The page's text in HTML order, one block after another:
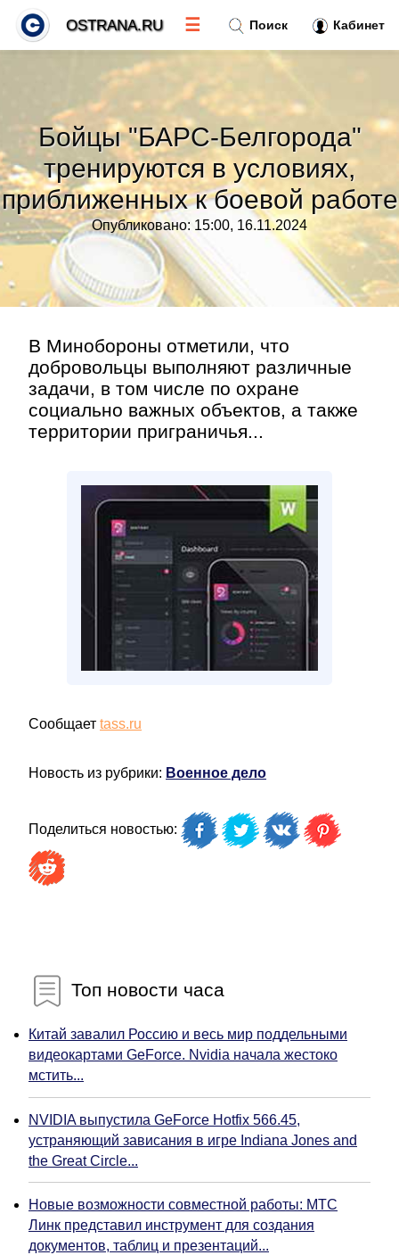
Бойцы "БАРС-Белгорода"
тренируются в условиях,
приближенных к боевой работе
Опубликовано: 15:00, 16.11.2024
В Минобороны отметили, что
добровольцы выполняют различные
задачи, в том числе по охране
социально важных объектов, а также
территории приграничья...
Сообщает tass.ru
Новость из рубрики: Военное дело
Поделиться новостью:
Топ новости часа
Китай завалил Россию и весь мир поддельными
видеокартами GeForce. Nvidia начала жестоко
мстить...
NVIDIA выпустила GeForce Hotfix 566.45,
устраняющий зависания в игре Indiana Jones and
the Great Circle...
Новые возможности совместной работы: МТС
Линк представил инструмент для создания
документов, таблиц и презентаций...
Поиск Кабинет
OSTRANA.RU ☰
Тренды новостей»
Рубрики»
Правила
Контакт»